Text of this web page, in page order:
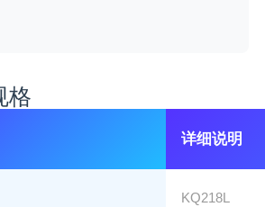
格
详细说明
KQ218L